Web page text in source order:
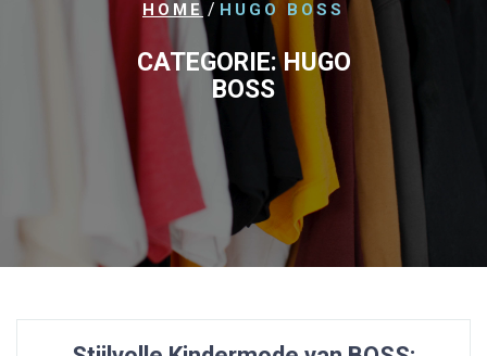
HOME / HUGO BOSS
CATEGORIE:HUGO
BOSS